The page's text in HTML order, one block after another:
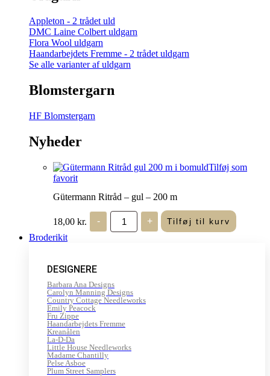
Appleton - 2 trådet uld
DMC Laine Colbert uldgarn
Flora Wool uldgarn
Haandarbejdets Fremme - 2 trådet uldgarn
Se alle varianter af uldgarn
Blomstergarn
HF Blomstergarn
Nyheder
Tilføj som
favorit
Gütermann Ritråd – gul – 200 m
18,00 kr. -
Gütermann
Ritråd
-
antal
+ Tilføj til kurv
Broderikit
DESIGNERE
Barbara Ana Designs
Carolyn Manning Designs
Country Cottage Needleworks
Emily Peacock
Fru Zippe
Haandarbejdets Fremme
Kreanålen
La-D-Da
Little House Needleworks
Madame Chantilly
Pelse Asboe
Plum Street Samplers